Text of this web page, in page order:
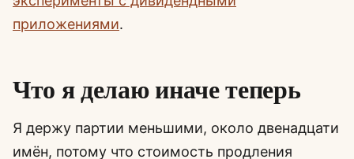
приложениями.
Что я делаю иначе теперь
Я держу партии меньшими, около двенадцати
имён, потому что стоимость продления